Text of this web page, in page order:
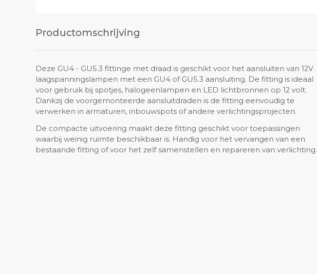
Productomschrijving
Deze GU4 - GU5.3 fittinge met draad is geschikt voor het aansluiten van 12V
laagspanningslampen met een GU4 of GU5.3 aansluiting. De fitting is ideaal
voor gebruik bij spotjes, halogeenlampen en LED lichtbronnen op 12 volt.
Dankzij de voorgemonteerde aansluitdraden is de fitting eenvoudig te
verwerken in armaturen, inbouwspots of andere verlichtingsprojecten.
De compacte uitvoering maakt deze fitting geschikt voor toepassingen
waarbij weinig ruimte beschikbaar is. Handig voor het vervangen van een
bestaande fitting of voor het zelf samenstellen en repareren van verlichting.